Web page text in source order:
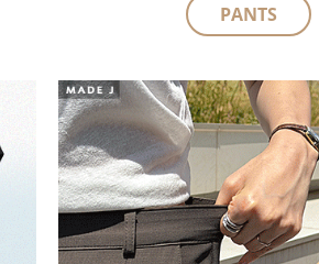
PANTS